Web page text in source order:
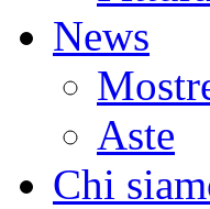
News
Aste
Chi